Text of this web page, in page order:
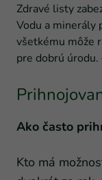
Zdravé listy
Vodu a minerály
všetkému môže
pre dobrú
Ako často
Kto má